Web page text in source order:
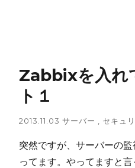
Zabbixを入
ト１
2013.11.03 サーバー セキュ
突然ですが、サーバーの
ってます。やってますと